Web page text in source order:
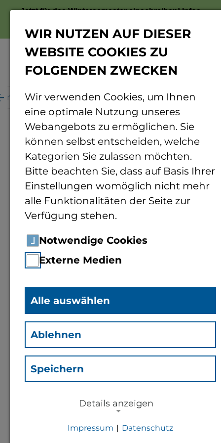
Jetzt für das Wintersemester einschreiben!Infos
Personenverzeichnis Personendetails
Dipl.-Math.Ellen Maria
Ernst (Eme)
Mitarbeiterin Fachbereich 2
WIR NUTZEN AUF DIESER
WEBSITE COOKIES ZU
FOLGENDEN ZWECKEN
Wir verwenden Cookies, um Ihnen
eine optimale Nutzung unseres
Webangebots zu ermöglichen. Sie
können selbst entscheiden, welche
Kategorien Sie zulassen möchten.
Bitte beachten Sie, dass auf Basis Ihrer
Einstellungen womöglich nicht mehr
alle Funktionalitäten der Seite zur
Verfügung stehen.
Notwendige Cookies
Externe Medien
Alle auswählen
Ablehnen
Speichern
Details anzeigen
Impressum | Datenschutz